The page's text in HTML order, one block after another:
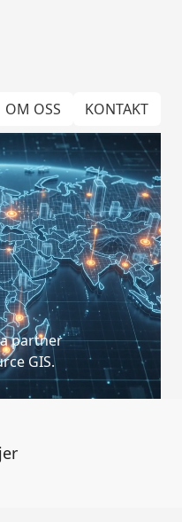
OM OSS KONTAKT
partner
GIS.